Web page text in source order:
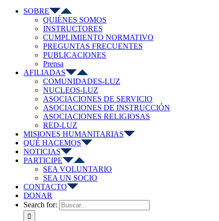
SOBRE
QUIÉNES SOMOS
INSTRUCTORES
CUMPLIMIENTO NORMATIVO
PREGUNTAS FRECUENTES
PUBLICACIONES
Prensa
AFILIADAS
COMUNIDADES-LUZ
NUCLEOS-LUZ
ASOCIACIONES DE SERVICIO
ASOCIACIONES DE INSTRUCCIÓN
ASOCIACIONES RELIGIOSAS
RED-LUZ
MISIONES HUMANITARIAS
QUÉ HACEMOS
NOTICIAS
PARTICIPE
SEA VOLUNTARIO
SEA UN SOCIO
CONTACTO
DONAR
Search for: